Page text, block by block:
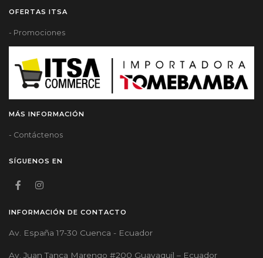
OFERTAS ITSA
- Promociones
MÁS INFORMACIÓN
- Contáctenos
SÍGUENOS EN
INFORMACIÓN DE CONTACTO
Av. España 17-30 Cuenca - Ecuador
Av. Juan Tanca Marengo #200 Guayaquil – Ecuador